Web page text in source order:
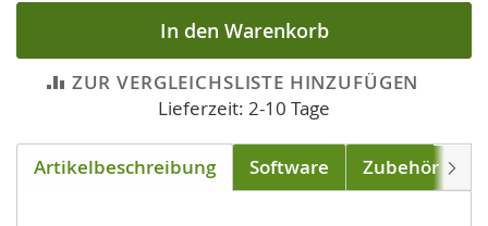
In den Warenkorb
ZUR VERGLEICHSLISTE HINZUFÜGEN
Lieferzeit: 2-10 Tage
Artikelbeschreibung Software Zubehör